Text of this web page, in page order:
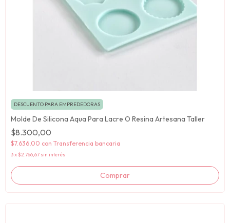
DESCUENTO PARA EMPREDEDORAS
Molde De Silicona Aqua Para Lacre O Resina Artesana Taller
$8.300,00
$7.636,00 con Transferencia bancaria
3x $2.766,67 sin interés